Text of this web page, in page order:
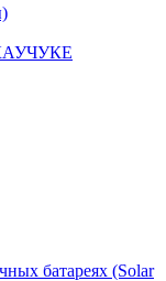
батареях (Solar